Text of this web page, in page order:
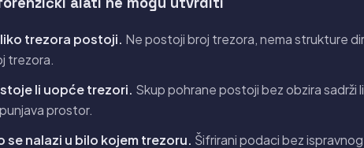
trezora postoji. Ne postoji broj trezora, nema strukture
trezora.
li uopće trezori. Skup pohrane postoji bez obzira sadrži
prostor.
se nalazi u bilo kojem trezoru. Šifrirani podaci bez